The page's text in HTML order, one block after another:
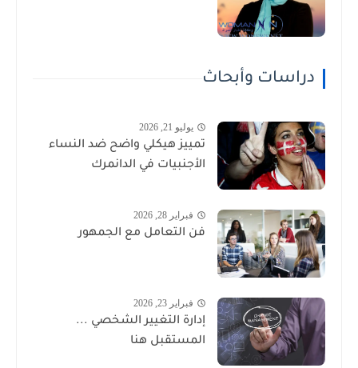
دراسات وأبحاث
يوليو 21, 2026
تمييز هيكلي واضح ضد النساء
الأجنبيات في الدانمرك
فبراير 28, 2026
فن التعامل مع الجمهور
فبراير 23, 2026
إدارة التغيير الشخصي ...
المستقبل هنا